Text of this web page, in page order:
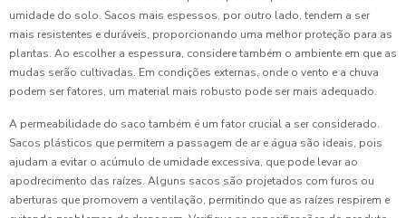
umidade do solo. Sacos mais espessos, por outro lado, tendem a ser
mais resistentes e duráveis, proporcionando uma melhor proteção para as
plantas. Ao escolher a espessura, considere também o ambiente em que as
mudas serão cultivadas. Em condições externas, onde o vento e a chuva
podem ser fatores, um material mais robusto pode ser mais adequado.
A permeabilidade do saco também é um fator crucial a ser considerado.
Sacos plásticos que permitem a passagem de ar e água são ideais, pois
ajudam a evitar o acúmulo de umidade excessiva, que pode levar ao
apodrecimento das raízes. Alguns sacos são projetados com furos ou
aberturas que promovem a ventilação, permitindo que as raízes respirem e